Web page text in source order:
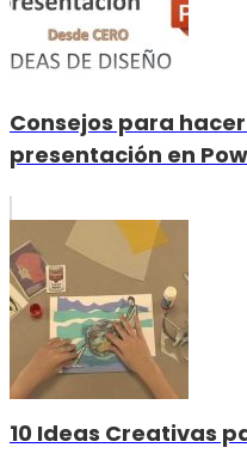
Consejos para
presentación en
10 Ideas Creativas